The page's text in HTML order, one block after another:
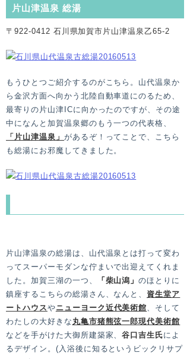
片山津温泉 総湯
〒922-0412 石川県加賀市片山津温泉乙65-2
もうひとつご紹介するのがこちら。山代温泉か
ら金沢方面へ向かう北陸自動車道にのるため、
最寄りの片山津ICに向かったのですが、その途
中になんと加賀温泉郷のもう一つの代表格、
「片山津温泉」 があるぞ！ってことで、こちら
も総湯にお邪魔してきました。
片山津温泉の総湯は、山代温泉とは打って変わ
ってスーパーモダンな佇まいで出迎えてくれま
した。加賀三湖の一つ、
「 柴山潟 」のほとりに
鎮座するこちらの総湯さん、なんと、 資生堂ア
ートハウスやニューヨーク近代美術館、そして
わたしの大好きな 丸亀市猪熊弦一郎現代美術館
などを手がけた大御所建築家、谷口吉生氏によ
るデザイン。(入浴後に知るというビックリサプ